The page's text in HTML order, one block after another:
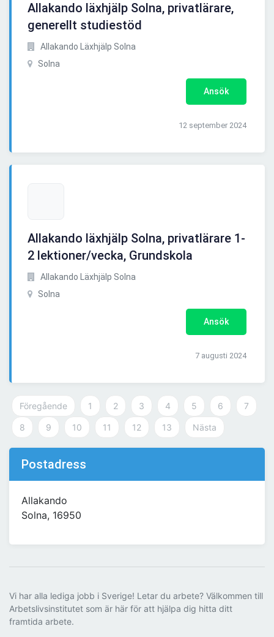
Allakando läxhjälp Solna, privatlärare,
generellt studiestöd
Allakando Läxhjälp Solna
Solna
Ansök
12 september 2024
Allakando läxhjälp Solna, privatlärare 1-
2 lektioner/vecka, Grundskola
Allakando Läxhjälp Solna
Solna
Ansök
7 augusti 2024
Föregående 1 2 3 4 5 6 7
8 9 10 11 12 13 Nästa
Postadress
Allakando
Solna, 16950
Vi har alla lediga jobb i Sverige! Letar du arbete? Välkommen till
Arbetslivsinstitutet som är här för att hjälpa dig hitta ditt
framtida arbete.